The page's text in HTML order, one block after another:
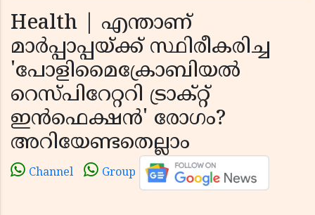
Health | എന്താണ്
മാർപ്പാപ്പയ്ക്ക് സ്ഥിരീകരിച്ച
'പോളിമൈക്രോബിയൽ
റെസ്പിറേറ്ററി ട്രാക്റ്റ്
ഇൻഫെക്ഷൻ' രോഗം?
അറിയേണ്ടതെല്ലാം
Channel Group